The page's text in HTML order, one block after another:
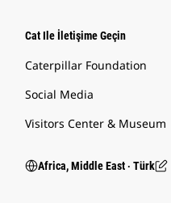
Cat Ile İletişime Geçin
Caterpillar Foundation
Social Media
Visitors Center & Museum
Africa, Middle East ‧ Türk